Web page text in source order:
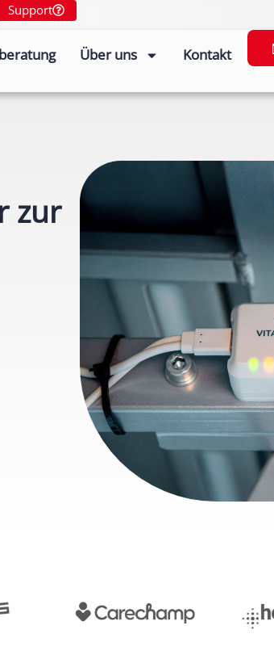
Support
Über uns Kontakt
zur